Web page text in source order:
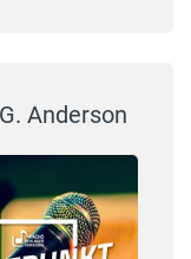
Anderson